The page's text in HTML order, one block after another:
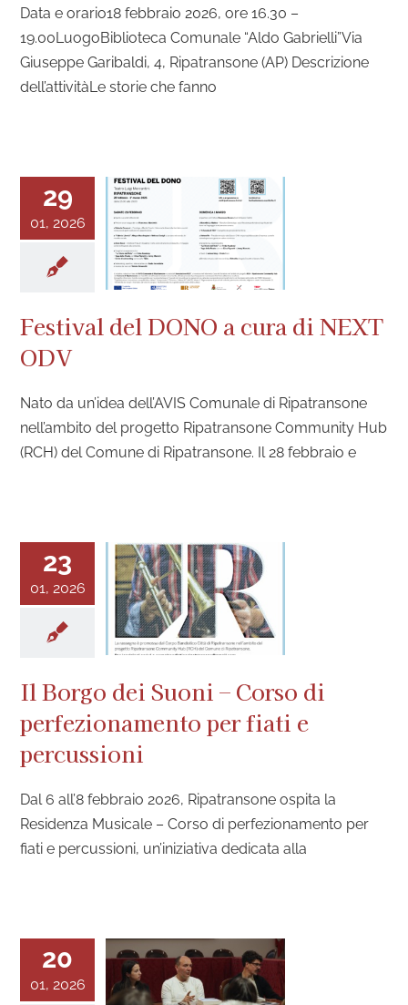
Data e orario18 febbraio 2026, ore 16.30 –
19.00LuogoBiblioteca Comunale “Aldo Gabrielli”Via
Giuseppe Garibaldi, 4, Ripatransone (AP) Descrizione
dell’attivitàLe storie che fanno
29
01, 2026
Festival del DONO a cura di NEXT
ODV
Nato da un’idea dell’AVIS Comunale di Ripatransone
nell’ambito del progetto Ripatransone Community Hub
(RCH) del Comune di Ripatransone. Il 28 febbraio e
23
01, 2026
Il Borgo dei Suoni – Corso di
perfezionamento per fiati e
percussioni
Dal 6 all’8 febbraio 2026, Ripatransone ospita la
Residenza Musicale – Corso di perfezionamento per
fiati e percussioni, un’iniziativa dedicata alla
20
01, 2026